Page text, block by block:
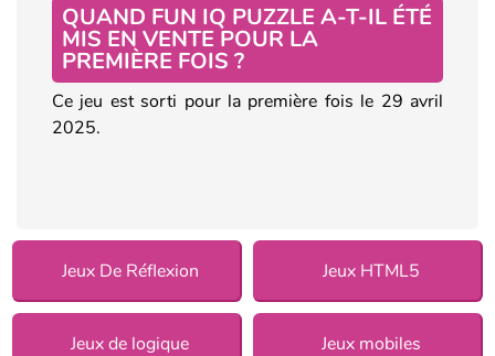
QUAND FUN IQ PUZZLE A-T-IL ÉTÉ
MIS EN VENTE POUR LA
PREMIÈRE FOIS ?
Ce jeu est sorti pour la première fois le 29 avril
2025.
Jeux De Réflexion Jeux HTML5
Jeux de logique Jeux mobiles